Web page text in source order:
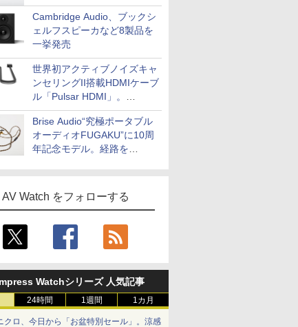
Cambridge Audio、ブックシ
ェルフスピーカなど8製品を
一挙発売
世界初アクティブノイズキャ
ンセリングII搭載HDMIケーブ
ル「Pulsar HDMI」。
SilentPowerから
Brise Audio“究極ポータブル
オーディオFUGAKU”に10周
年記念モデル。経路を
AV Watch をフォローする
Watchシリーズ 人気記事
24時間 1週間 1カ月
クロ、今日から「お盆特別セール」。涼感